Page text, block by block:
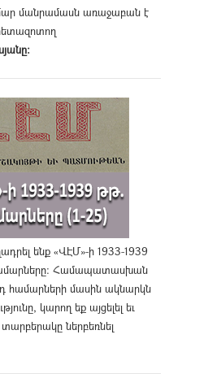
մանրամասն առաջաբան է
ենք «ՎԷՄ»-ի 1933-1939
Համապատասխան
համարների մասին ակնարկն
կարող եք այցելել եւ
ներբեռնել